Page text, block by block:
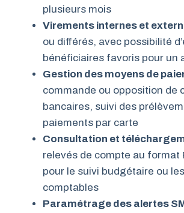
plusieurs mois
Virements internes et
ou différés, avec possibilité
bénéficiaires favoris pour un
Gestion des moyens de
commande ou opposition de
bancaires, suivi des
paiements par carte
Consultation et
relevés de compte au format
pour le suivi budgétaire ou
comptables
Paramétrage des alertes